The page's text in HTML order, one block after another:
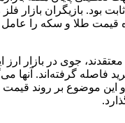
دلاری ثابت بود. بازیگران بازار
قیمت طلا و سکه را
جوی در بازار ارز
فاصله گرفته‌اند. آنها
موضوع بر روند قیمت